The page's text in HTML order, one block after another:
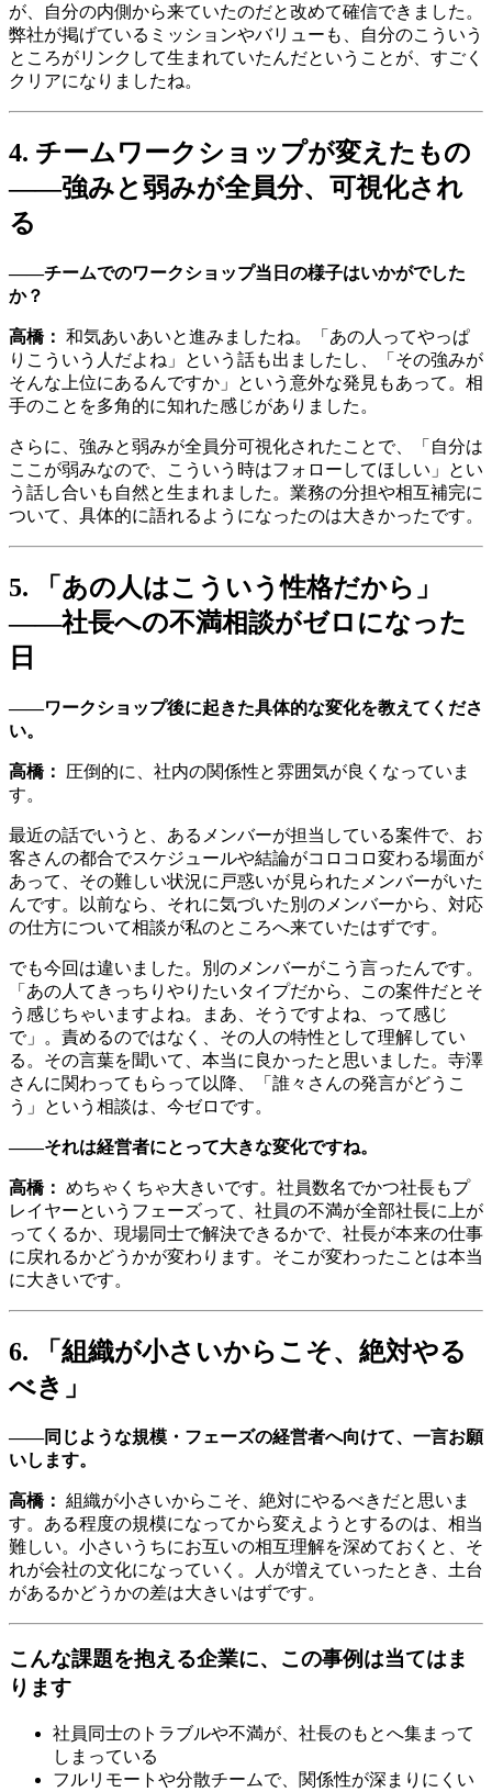
が、自分の内側から来ていたのだと改めて確信できました。
弊社が掲げているミッションやバリューも、自分のこういう
ところがリンクして生まれていたんだということが、すごく
クリアになりましたね。
4. チームワークショップが変えたもの
——強みと弱みが全員分、可視化され
る
——チームでのワークショップ当日の様子はいかがでした
か？
高橋： 和気あいあいと進みましたね。「あの人ってやっぱ
りこういう人だよね」という話も出ましたし、「その強みが
そんな上位にあるんですか」という意外な発見もあって。相
手のことを多角的に知れた感じがありました。
さらに、強みと弱みが全員分可視化されたことで、「自分は
ここが弱みなので、こういう時はフォローしてほしい」とい
う話し合いも自然と生まれました。業務の分担や相互補完に
ついて、具体的に語れるようになったのは大きかったです。
5. 「あの人はこういう性格だから」
——社長への不満相談がゼロになった
日
——ワークショップ後に起きた具体的な変化を教えてくださ
い。
高橋：
圧倒的に、社内の関係性と雰囲気が良くなっていま
す。
最近の話でいうと、あるメンバーが担当している案件で、お
客さんの都合でスケジュールや結論がコロコロ変わる場面が
あって、その難しい状況に戸惑いが見られたメンバーがいた
んです。以前なら、それに気づいた別のメンバーから、対応
の仕方について相談が私のところへ来ていたはずです。
でも今回は違いました。別のメンバーがこう言ったんです。
「あの人てきっちりやりたいタイプだから、この案件だとそ
う感じちゃいますよね。まあ、そうですよね、って感じ
で」。責めるのではなく、その人の特性として理解してい
る。その言葉を聞いて、本当に良かったと思いました。寺澤
さんに関わってもらって以降、「誰々さんの発言がどうこ
う」という相談は、今ゼロです。
——それは経営者にとって大きな変化ですね。
高橋： めちゃくちゃ大きいです。社員数名でかつ社長もプ
レイヤーというフェーズって、社員の不満が全部社長に上が
ってくるか、現場同士で解決できるかで、社長が本来の仕事
に戻れるかどうかが変わります。そこが変わったことは本当
に大きいです。
6. 「組織が小さいからこそ、絶対やる
べき」
——同じような規模・フェーズの経営者へ向けて、一言お願
いします。
高橋： 組織が小さいからこそ、絶対にやるべきだと思いま
す。ある程度の規模になってから変えようとするのは、相当
難しい。小さいうちにお互いの相互理解を深めておくと、そ
れが会社の文化になっていく。人が増えていったとき、土台
があるかどうかの差は大きいはずです。
こんな課題を抱える企業に、この事例は当てはま
ります
社員同士のトラブルや不満が、社長のもとへ集まって
しまっている
フルリモートや分散チームで、関係性が深まりにくい